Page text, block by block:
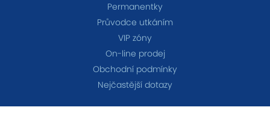
Permanentky
Průvodce utkáním
VIP zóny
On-line prodej
Obchodní podmínky
Nejčastější dotazy